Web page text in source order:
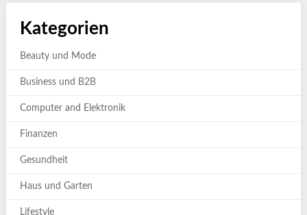
Kategorien
Beauty und Mode
Business und B2B
Computer and Elektronik
Finanzen
Gesundheit
Haus und Garten
Lifestyle